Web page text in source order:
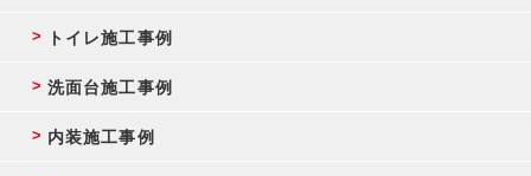
トイレ施工事例
洗面台施工事例
内装施工事例